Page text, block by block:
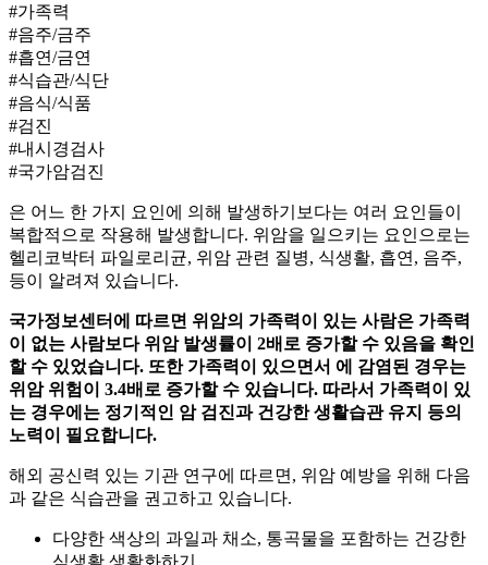
#가족력
#음주/금주
#흡연/금연
#식습관/식단
#음식/식품
#검진
#내시경검사
#국가암검진
은 어느 한 가지 요인에 의해 발생하기보다는 여러 요인들이
복합적으로 작용해 발생합니다. 위암을 일으키는 요인으로는
헬리코박터 파일로리균, 위암 관련 질병, 식생활, 흡연, 음주,
등이 알려져 있습니다.
국가정보센터에 따르면 위암의 가족력이 있는 사람은 가족력
이 없는 사람보다 위암 발생률이 2배로 증가할 수 있음을 확인
할 수 있었습니다. 또한 가족력이 있으면서 에 감염된 경우는
위암 위험이 3.4배로 증가할 수 있습니다. 따라서 가족력이 있
는 경우에는 정기적인 암 검진과 건강한 생활습관 유지 등의
노력이 필요합니다.
해외 공신력 있는 기관 연구에 따르면, 위암 예방을 위해 다음
과 같은 식습관을 권고하고 있습니다.
다양한 색상의 과일과 채소, 통곡물을 포함하는 건강한
식생활 생활화하기